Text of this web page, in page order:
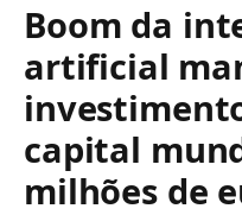
Boom da
artificial
capital
milhões de